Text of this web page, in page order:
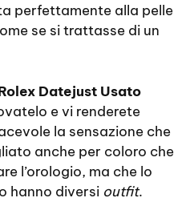
perfettamente alla pelle
se si trattasse di un
Datejust Usato
e vi renderete
la sensazione che
anche per coloro che
l’orologio, ma che lo
hanno diversi outfit.